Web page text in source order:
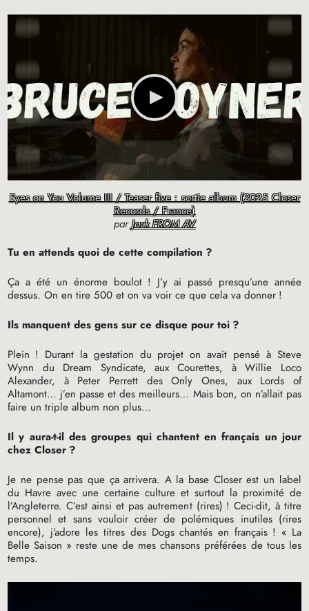
Eyes on You Volume III / Teaser five : sortie album (2025 Closer
Records / France)
parJack FROM AV
Tu en attends quoi de cette compilation ?
Ça a été un énorme boulot ! J’y ai passé presqu’une année
dessus. On en tire 500 et on va voir ce que cela va donner !
Ils manquent des gens sur ce disque pour toi ?
Plein ! Durant la gestation du projet on avait pensé à Steve
Wynn du Dream Syndicate, aux Courettes, à Willie Loco
Alexander, à Peter Perrett des Only Ones, aux Lords of
Altamont… j’en passe et des meilleurs… Mais bon, on n’allait pas
faire un triple album non plus…
Il y aura-t-il des groupes qui chantent en français un jour
chez Closer ?
Je ne pense pas que ça arrivera. A la base Closer est un label
du Havre avec une certaine culture et surtout la proximité de
l’Angleterre. C’est ainsi et pas autrement (rires) ! Ceci-dit, à titre
personnel et sans vouloir créer de polémiques inutiles (rires
encore), j’adore les titres des Dogs chantés en français ! « La
Belle Saison » reste une de mes chansons préférées de tous les
temps.